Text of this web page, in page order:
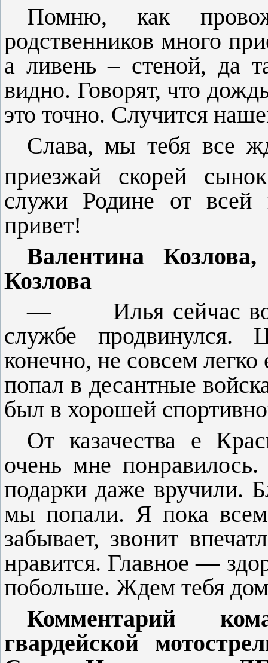
Помню, как
родственников много
а ливень – стеной, да
видно. Говорят, что
это точно. Случится
Слава, мы тебя все
приезжай скорей
служи Родине от всей
привет!
Валентина
Козлова
—
Илья сейчас
службе продви­нулся.
конечно, не совсем
попал в десантные
был в хорошей
От казачества е
очень мне
подарки даже вручили.
мы попали. Я пока
забывает, звонит
нравится. Главное —
побольше. Ждем тебя
Комментарий
гвардейской